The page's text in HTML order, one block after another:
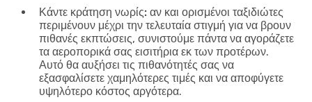
Κάντε κράτηση νωρίς: αν και ορισμένοι ταξιδιώτες
περιμένουν μέχρι την τελευταία στιγμή για να βρουν
πιθανές εκπτώσεις, συνιστούμε πάντα να αγοράζετε
τα αεροπορικά σας εισιτήρια εκ των προτέρων.
Αυτό θα αυξήσει τις πιθανότητές σας να
εξασφαλίσετε χαμηλότερες τιμές και να αποφύγετε
υψηλότερο κόστος αργότερα.